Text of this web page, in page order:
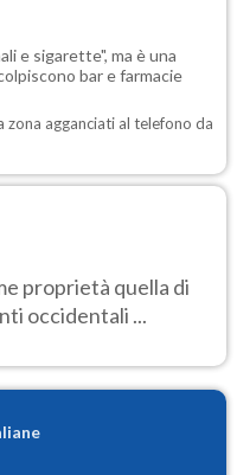
e sigarette", ma è una
bar e farmacie
zona agganciati al telefono da
proprietà quella di
occidentali ...